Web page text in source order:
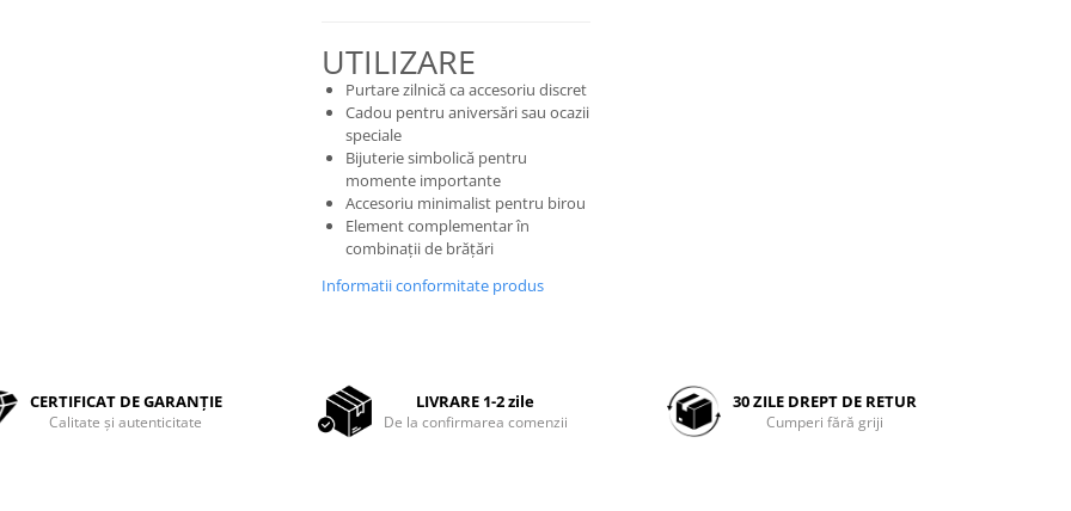
UTILIZARE
Purtare zilnică ca accesoriu discret
Cadou pentru aniversări sau ocazii
speciale
Bijuterie simbolică pentru
momente importante
Accesoriu minimalist pentru birou
Element complementar în
combinații de brățări
Informatii conformitate produs
CERTIFICAT DE GARANȚIE
Calitate și autenticitate
LIVRARE 1-2 zile
De la confirmarea comenzii
30 ZILE DREPT DE RETUR
Cumperi fără griji